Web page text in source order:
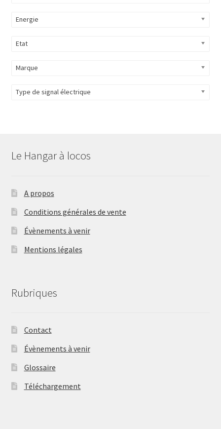
Energie
Etat
Marque
Type de signal électrique
Le Hangar à locos
A propos
Conditions générales de vente
Évènements à venir
Mentions légales
Rubriques
Contact
Évènements à venir
Glossaire
Téléchargement